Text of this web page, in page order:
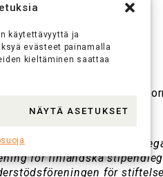
käytettävyyttä ja
evästeet painamalla
kieltäminen saattaa
NÄYTÄ ASETUKSET
(på finska)
VD, docent Liisa Suvikumpu,
513 9400
och fonder rf (f.d.
för finländska
för